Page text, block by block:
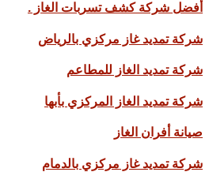
أفضل شركة كشف تسربات الغاز .
شركة تمديد غاز مركزي بالرياض
شركة تمديد الغاز للمطاعم
شركة تمديد الغاز المركزي بأبها
صيانة أفران الغاز
شركة تمديد غاز مركزي بالدمام